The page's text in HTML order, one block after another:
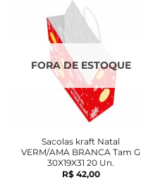
FORA DE ESTOQUE
Sacolas kraft Natal
VERM/AMA BRANCA Tam G
30X19X31 20 Un.
R$42,00